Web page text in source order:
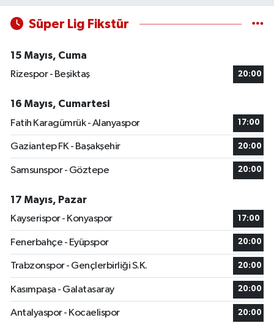
Süper Lig Fikstür
15 Mayıs, Cuma
Rizespor - Beşiktaş
20:00
16 Mayıs, Cumartesi
Fatih Karagümrük - Alanyaspor
17:00
Gaziantep FK - Başakşehir 20:00
Samsunspor - Göztepe 20:00
17 Mayıs, Pazar
Kayserispor - Konyaspor
17:00
Fenerbahçe - Eyüpspor 20:00
Trabzonspor - Gençlerbirliği S.K. 20:00
Kasımpaşa - Galatasaray 20:00
Antalyaspor - Kocaelispor 20:00